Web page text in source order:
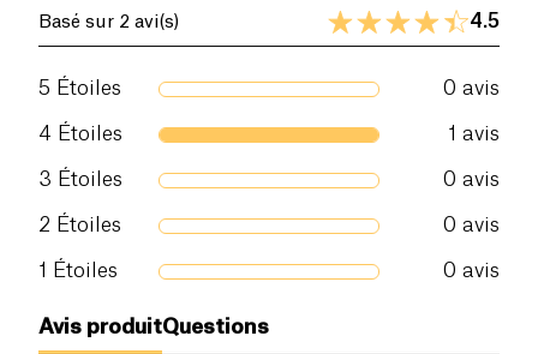
désinfecter avec une solution sans alcool et
appliquer le soin réparateur. Une fois bien assimilé
et la zone sèche, appliquer un patch.
Basé sur 2 avi(s) 4.5
5 Étoiles 0 avis
4 Étoiles 1 avis
3 Étoiles 0 avis
2 Étoiles 0 avis
1 Étoiles 0 avis
Avis produitQuestions